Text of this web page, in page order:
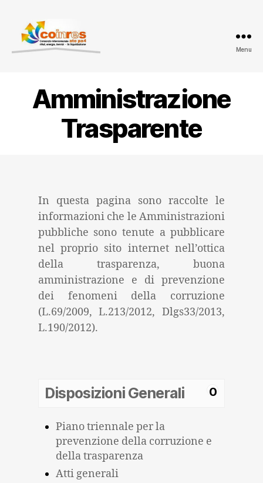
Amministrazione
trasparente
Menu
Amministrazione
Trasparente
In questa pagina sono raccolte le
informazioni che le Amministrazioni
pubbliche sono tenute a pubblicare
nel proprio sito internet nell’ottica
della trasparenza, buona
amministrazione e di prevenzione
dei fenomeni della corruzione
(L.69/2009, L.213/2012, Dlgs33/2013,
L.190/2012).
0
Disposizioni Generali
Piano triennale per la
prevenzione della corruzione e
della trasparenza
Atti generali